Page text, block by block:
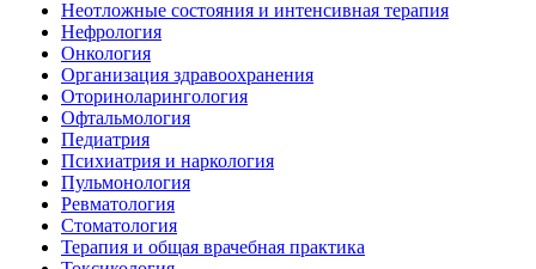
Неотложные состояния и интенсивная терапия
Нефрология
Онкология
Организация здравоохранения
Оториноларингология
Офтальмология
Педиатрия
Психиатрия и наркология
Пульмонология
Ревматология
Стоматология
Терапия и общая врачебная практика